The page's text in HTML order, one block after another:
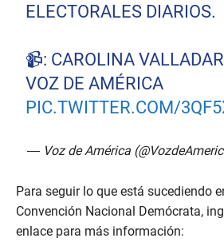
ELECTORALES DIARIOS.
📹: CAROLINA
VOZ DE AMÉRICA
PIC.TWITTER.COM/
— Voz de América
Para seguir lo que está sucediendo
Convención Nacional Demócrata,
enlace para más información: